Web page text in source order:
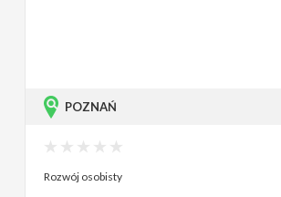
POZNAŃ
Rozwój osobisty